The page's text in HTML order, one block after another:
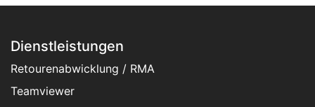
Dienstleistungen
Retourenabwicklung / RMA
Teamviewer